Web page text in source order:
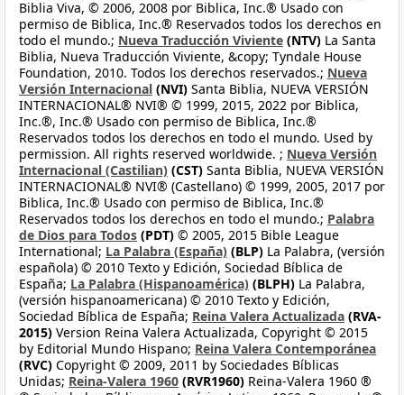
Biblia Viva, © 2006, 2008 por Biblica, Inc.® Usado con
permiso de Biblica, Inc.® Reservados todos los derechos en
todo el mundo.; Nueva Traducción Viviente (NTV) La Santa
Biblia, Nueva Traducción Viviente, &copy; Tyndale House
Foundation, 2010. Todos los derechos reservados.; Nueva
Versión Internacional (NVI) Santa Biblia, NUEVA VERSIÓN
INTERNACIONAL® NVI® © 1999, 2015, 2022 por Biblica,
Inc.®, Inc.® Usado con permiso de Biblica, Inc.®
Reservados todos los derechos en todo el mundo. Used by
permission. All rights reserved worldwide. ; Nueva Versión
Internacional (Castilian) (CST) Santa Biblia, NUEVA VERSIÓN
INTERNACIONAL® NVI® (Castellano) © 1999, 2005, 2017 por
Biblica, Inc.® Usado con permiso de Biblica, Inc.®
Reservados todos los derechos en todo el mundo.; Palabra
de Dios para Todos (PDT) © 2005, 2015 Bible League
International; La Palabra (España) (BLP) La Palabra, (versión
española) © 2010 Texto y Edición, Sociedad Bíblica de
España; La Palabra (Hispanoamérica) (BLPH) La Palabra,
(versión hispanoamericana) © 2010 Texto y Edición,
Sociedad Bíblica de España; Reina Valera Actualizada (RVA-
2015) Version Reina Valera Actualizada, Copyright © 2015
by Editorial Mundo Hispano; Reina Valera Contemporánea
(RVC) Copyright © 2009, 2011 by Sociedades Bíblicas
Unidas; Reina-Valera 1960 (RVR1960) Reina-Valera 1960 ®